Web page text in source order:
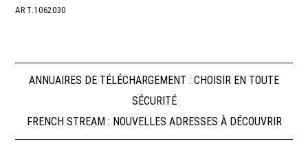
ART.1062030
Navigation
de
ANNUAIRES DE TÉLÉCHARGEMENT : CHOISIR EN TOUTE
SÉCURITÉ
FRENCH STREAM : NOUVELLES ADRESSES À DÉCOUVRIR